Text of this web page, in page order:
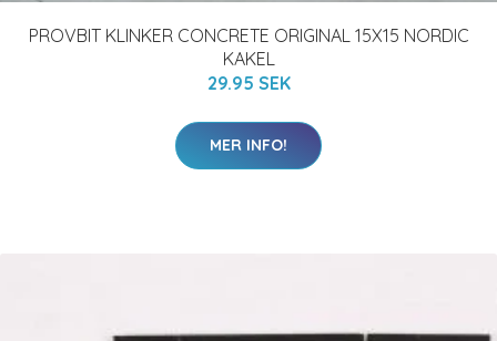
PROVBIT KLINKER CONCRETE ORIGINAL 15X15 NORDIC
KAKEL
29.95 SEK
MER INFO!